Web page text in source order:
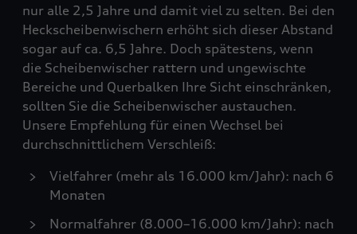
nur alle 2,5 Jahre und damit viel zu selten. Bei den
Heckscheibenwischern erhöht sich dieser Abstand
sogar auf ca. 6,5 Jahre. Doch spätestens, wenn
die Scheibenwischer rattern und ungewischte
Bereiche und Querbalken Ihre Sicht einschränken,
sollten Sie die Scheibenwischer austauchen.
Unsere Empfehlung für einen Wechsel bei
durchschnittlichem Verschleiß:
Vielfahrer (mehr als 16.000 km/Jahr): nach 6
Monaten
Normalfahrer (8.000–16.000 km/Jahr): nach